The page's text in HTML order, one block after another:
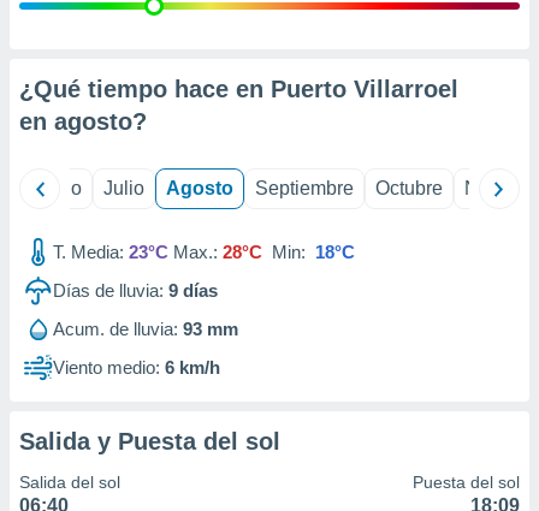
e
mediante
publicidad
de
1199
¿Qué tiempo hace en Puerto Villarroel
en agosto?
Junio Julio Agosto Septiembre Octubre
T. Media: 23°C Max.: 28°C Min: 18°C
Días de lluvia: 9 días
Acum. de lluvia: 93 mm
Viento medio: 6 km/h
Salida y Puesta del sol
Salida del sol
06:40
Puesta del sol
18:09